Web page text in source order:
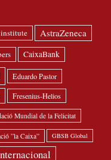
AstraZeneca
CaixaBank
Eduardo Pastor
Fresenius-Helios
Mundial de la Felicitat
”la Caixa” GBSB Global